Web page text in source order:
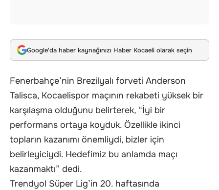
Google'da haber kaynağınızı Haber Kocaeli olarak seçin
Fenerbahçe’nin Brezilyalı forveti Anderson
Talisca, Kocaelispor maçının rekabeti yüksek bir
karşılaşma olduğunu belirterek, “İyi bir
performans ortaya koyduk. Özellikle ikinci
topların kazanımı önemliydi, bizler için
belirleyiciydi. Hedefimiz bu anlamda maçı
kazanmaktı” dedi.
Trendyol Süper Lig’in 20. haftasında